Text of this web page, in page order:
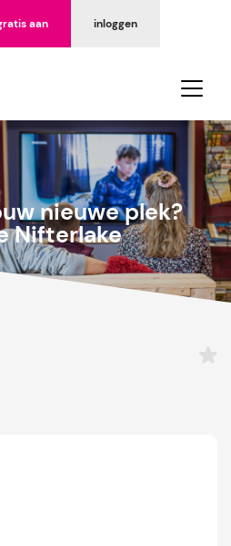
inloggen
aan
nieuwe plek?
Nifterlake